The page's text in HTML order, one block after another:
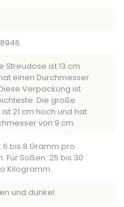
Streudose ist 13 cm
einen Durchmesser
Verpackung ist
Die große
21 cm hoch und hat
von 9 cm.
6 bis 8 Gramm pro
Für Soßen: 25 bis 30
Kilogramm.
und dunkel